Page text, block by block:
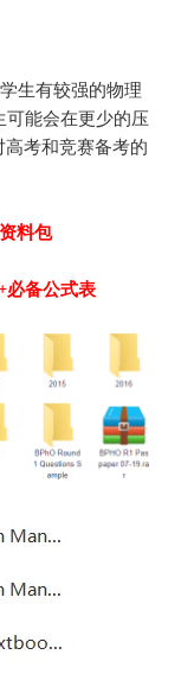
生有较强的物理
可能会在更少的压
考和竞赛备考的
料包
备公式表